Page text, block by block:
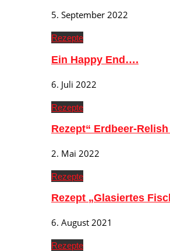
5. September 2022
Rezepte
Ein Happy End….
6. Juli 2022
Rezepte
Rezept“ Erdbeer-
2. Mai 2022
Rezepte
Rezept „Glasiertes
6. August 2021
Rezepte